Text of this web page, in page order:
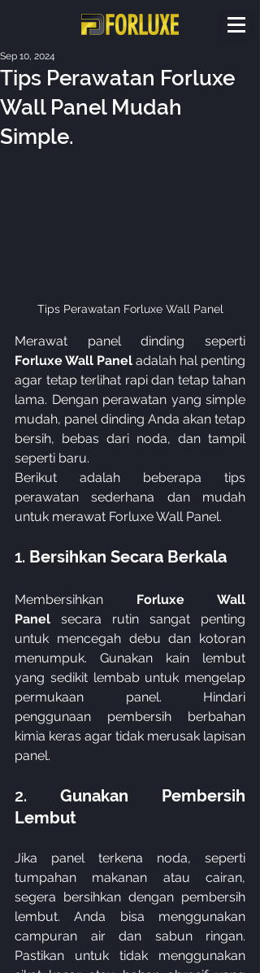
Tips Perawatan Forluxe
Wall Panel Mudah
Simple.
Sep 10, 2024
Tips Perawatan Forluxe Wall Panel
Forluxe Wall Panel adalah hal penting
agar tetap terlihat rapi dan tetap tahan
lama. Dengan perawatan yang simple
mudah, panel dinding Anda akan tetap
bersih, bebas dari noda, dan tampil
seperti baru.
Berikut adalah beberapa tips
perawatan sederhana dan mudah
untuk merawat Forluxe Wall Panel.
1. Bersihkan Secara Berkala
Membersihkan Forluxe Wall
Panel secara rutin sangat penting
untuk mencegah debu dan kotoran
menumpuk. Gunakan kain lembut
yang sedikit lembab untuk mengelap
permukaan panel. Hindari
penggunaan pembersih berbahan
kimia keras agar tidak merusak lapisan
panel.
2. Gunakan Pembersih
Lembut
Jika panel terkena noda, seperti
tumpahan makanan atau cairan,
segera bersihkan dengan pembersih
lembut. Anda bisa menggunakan
campuran air dan sabun ringan.
Pastikan untuk tidak menggunakan